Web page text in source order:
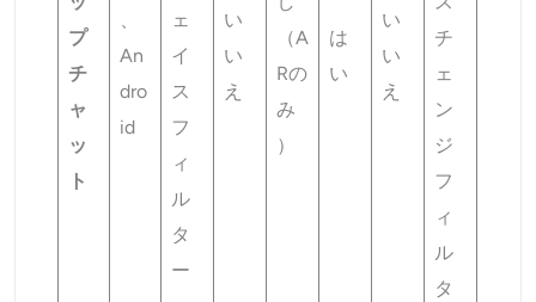
プ
チ
ャ
ッ
ト
、
An
dro
id
ェ
イ
ス
フ
ィ
ル
タ
ー
い
い
え
（A
Rの
み
）
は
い
い
い
え
チ
ェ
ン
ジ
フ
ィ
ル
タ